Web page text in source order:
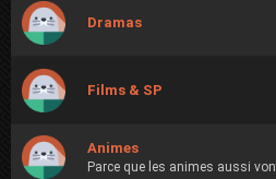
Dramas
Films & SP
Animes
Parce que les animes aussi